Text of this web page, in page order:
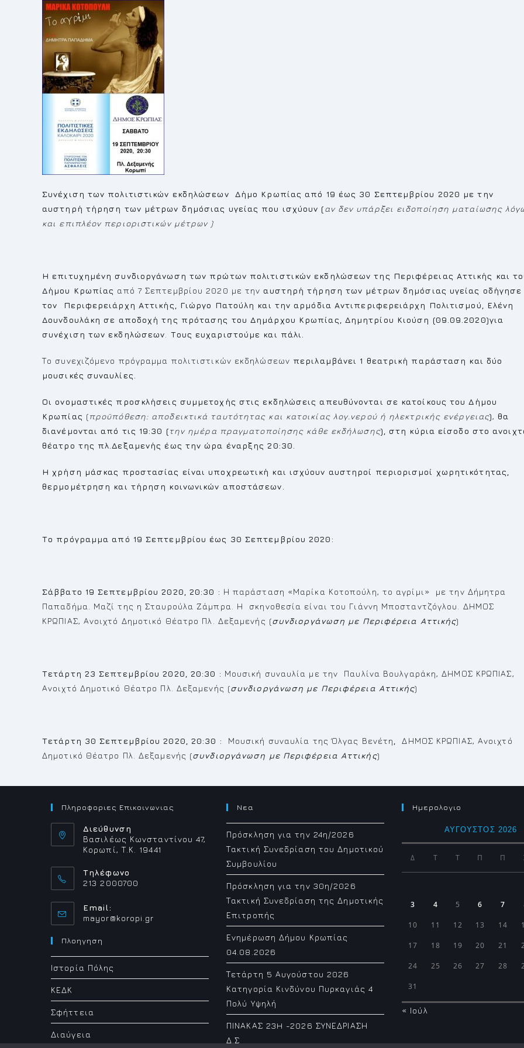
Συνέχιση των πολιτιστικών εκδηλώσεων Δήμο Κρωπίας από 19 έως 30 Σεπτεμβρίου 2020 με την
αυστηρή τήρηση των μέτρων δημόσιας υγείας που ισχύουν (αν δεν υπάρξει ειδοποίηση ματαίωσης
και επιπλέον περιοριστικών μέτρων )
Η επιτυχημένη συνδιοργάνωση των πρώτων πολιτιστικών εκδηλώσεων της Περιφέρειας Αττικής και
Δήμου Κρωπίας από 7 Σεπτεμβρίου 2020 με τηναυστηρή τήρηση των μέτρων δημόσιας υγείας οδήγησε
τον Περιφερειάρχη Αττικής, Γιώργο Πατούλη και την αρμόδια Αντιπεριφερειάρχη Πολιτισμού,
Ελένη
Δουνδουλάκη σε αποδοχή της πρότασης του Δημάρχου Κρωπίας, Δημητρίου Κιούση (09.09.2020)για
συνέχιση των εκδηλώσεων
Τους ευχαριστούμε και πάλι.
Το συνεχιζόμενο πρόγραμμα πολιτιστικών εκδηλώσεων περιλαμβάνει 1 θεατρική παράσταση και δύο
μουσικές συναυλίες.
Οι ονομαστικές προσκλήσεις συμμετοχής στις εκδηλώσεις απευθύνονται σε κατοίκους του Δήμου
Κρωπίας (προϋπόθεση: αποδεικτικά ταυτότητας και κατοικίας λογ.νερού ή ηλεκτρικής ενέργειας),θα
διανέμονται από τις 19:30 (την ημέρα πραγματοποίησης κάθε εκδήλωσης), στη κύρια είσοδο στο
θέατρο της πλ.Δεξαμενής έως την ώρα έναρξης 20:30.
Η χρήση μάσκας προστασίας είναι υποχρεωτική και ισχύουν αυστηροί περιορισμοί χωρητικότητας,
θερμομέτρηση και τήρηση κοινωνικών αποστάσεων.
Το πρόγραμμα από 19 Σεπτεμβρίου έως 30 Σεπτεμβρίου 2020:
Σάββατο 19 Σεπτεμβρίου 2020, 20:30 : Η παράσταση «Μαρίκα Κοτοπούλη, το αγρίμι» με την Δήμητρα
Παπαδήμα. Μαζί της η Σταυρούλα Ζάμπρα. Η σκηνοθεσία είναι του Γιάννη Μποσταντζόγλου. ΔΗΜΟΣ
ΚΡΩΠΙΑΣ, Ανοιχτό Δημοτικό Θέατρο Πλ. Δεξαμενής (συνδιοργάνωση με Περιφέρεια Αττικής)
Τετάρτη 23 Σεπτεμβρίου 2020, 20:30 : Μουσική συναυλία με την Παυλίνα Βουλγαράκη, ΔΗΜΟΣ ΚΡΩΠΙΑΣ,
Ανοιχτό Δημοτικό Θέατρο Πλ. Δεξαμενής (συνδιοργάνωση με Περιφέρεια Αττικής)
Τετάρτη 30 Σεπτεμβρίου 2020, 20:30 : Μουσική συναυλία της Όλγας Βενέτη
ΔΗΜΟΣ ΚΡΩΠΙΑΣ, Ανοιχτό
Δημοτικό Θέατρο Πλ. Δεξαμενής (συνδιοργάνωση με Περιφέρεια Αττικής)
Πληροφοριες Επικοινωνιας
Διεύθυνση
Βασιλέως Κωνσταντίνου 47,
Κορωπί, Τ.Κ. 19441
Τηλέφωνο
213 2000700
Email:
mayor@koropi.gr
Πλοηγηση
Ιστορία Πόλης
ΚΕΔΚ
Σφήττεια
Διαύγεια
Νεα
Πρόσκληση για την 24η/2026
Τακτική Συνεδρίαση του Δημοτικού
Συμβουλίου
Πρόσκληση για την 30η/2026
Τακτική Συνεδρίαση της Δημοτικής
Επιτροπής
Ενημέρωση Δήμου Κρωπίας
04.08.2026
Τετάρτη 5 Αυγούστου 2026
Κατηγορία Κινδύνου Πυρκαγιάς 4
Πολύ Υψηλή
ΠΙΝΑΚΑΣ 23H -2026 ΣΥΝΕΔΡΙΑΣΗ
Δ.Σ
Ημερολογιο
ΑΎΓΟΥΣΤΟΣ 2026
Δ Τ Τ Π Π
3 4 5 6 7
10 11 12 13 14
17 18 19 20 21
24 25 26 27 28
31
« Ιούλ